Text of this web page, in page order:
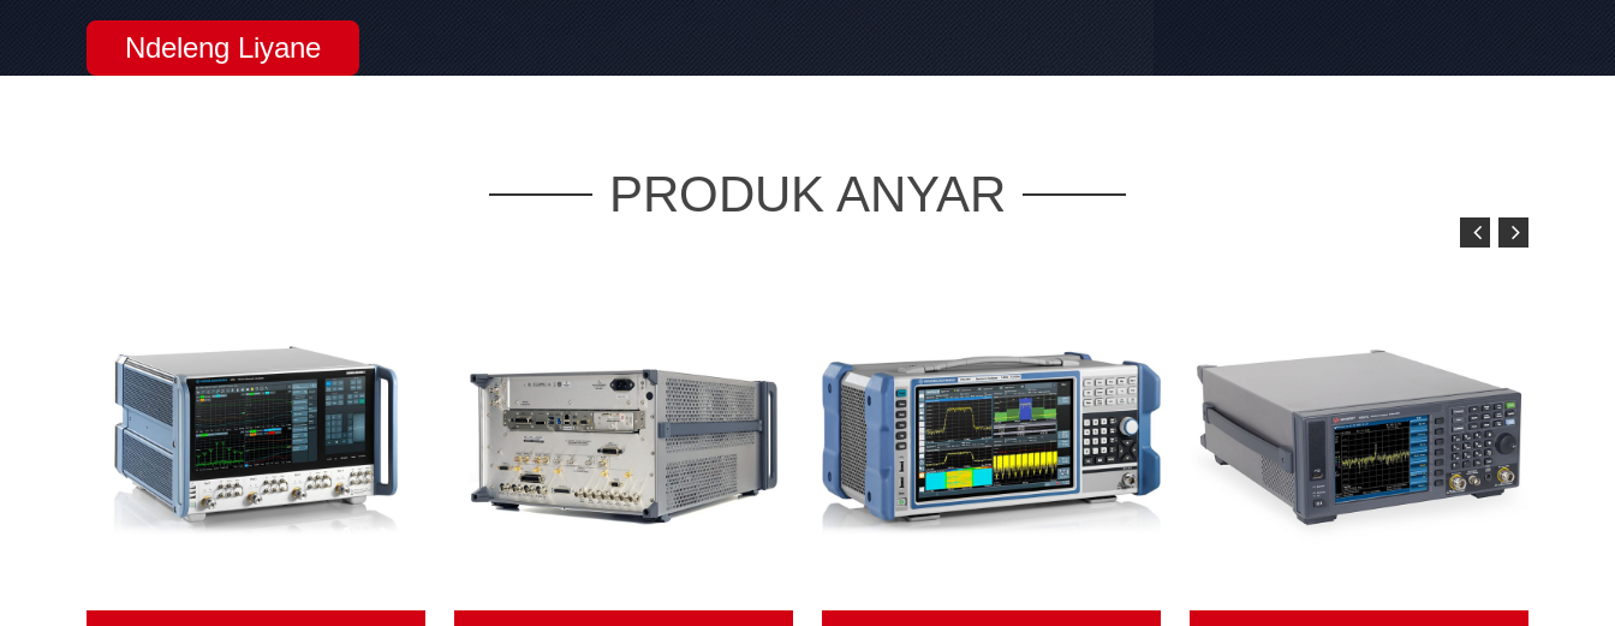
Ndeleng Liyane
PRODUK ANYAR